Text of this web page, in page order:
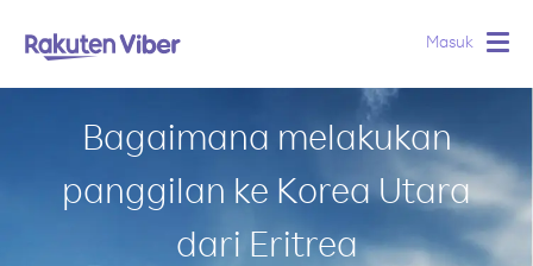
Masuk
Bagaimana melakukan
panggilan ke Korea Utara
dari Eritrea